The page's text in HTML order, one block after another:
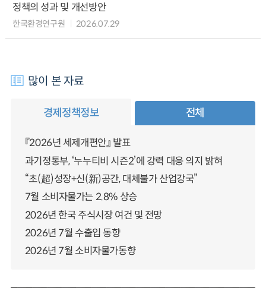
정책의 성과 및 개선방안
한국환경연구원 2026.07.29
많이 본 자료
경제정책정보 전체
『2026년 세제개편안』 발표
과기정통부, ‘누누티비 시즌2’에 강력 대응 의지 밝혀
“초(超)성장+신(新)공간, 대체불가 산업강국”
7월 소비자물가는 2.8% 상승
2026년 한국 주식시장 여건 및 전망
2026년 7월 수출입 동향
2026년 7월 소비자물가동향